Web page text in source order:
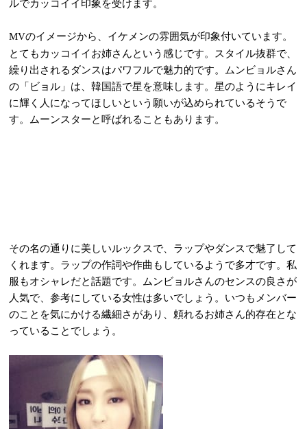
ルでカッコイイ印象を受けます。
MVのイメージから、イケメンの雰囲気が印象付いています。
とてもカッコイイお姉さんという感じです。スタイル抜群で、
繰り出されるダンスはパワフルで魅力的です。ムンビョルさん
の「ビョル」は、韓国語で星を意味します。星のようにキレイ
に輝く人になってほしいという願いが込められているそうで
す。ムーンスターと呼ばれることもあります。
その名の通りに美しいルックスで、ラップやダンスで魅了して
くれます。ラップの作詞や作曲もしているようで多才です。私
服もオシャレだと話題です。ムンビョルさんのセンスの良さが
人気で、参考にしている女性は多いでしょう。いつもメンバー
のことを気にかける繊細さがあり、頼れるお姉さん的存在とな
っていることでしょう。